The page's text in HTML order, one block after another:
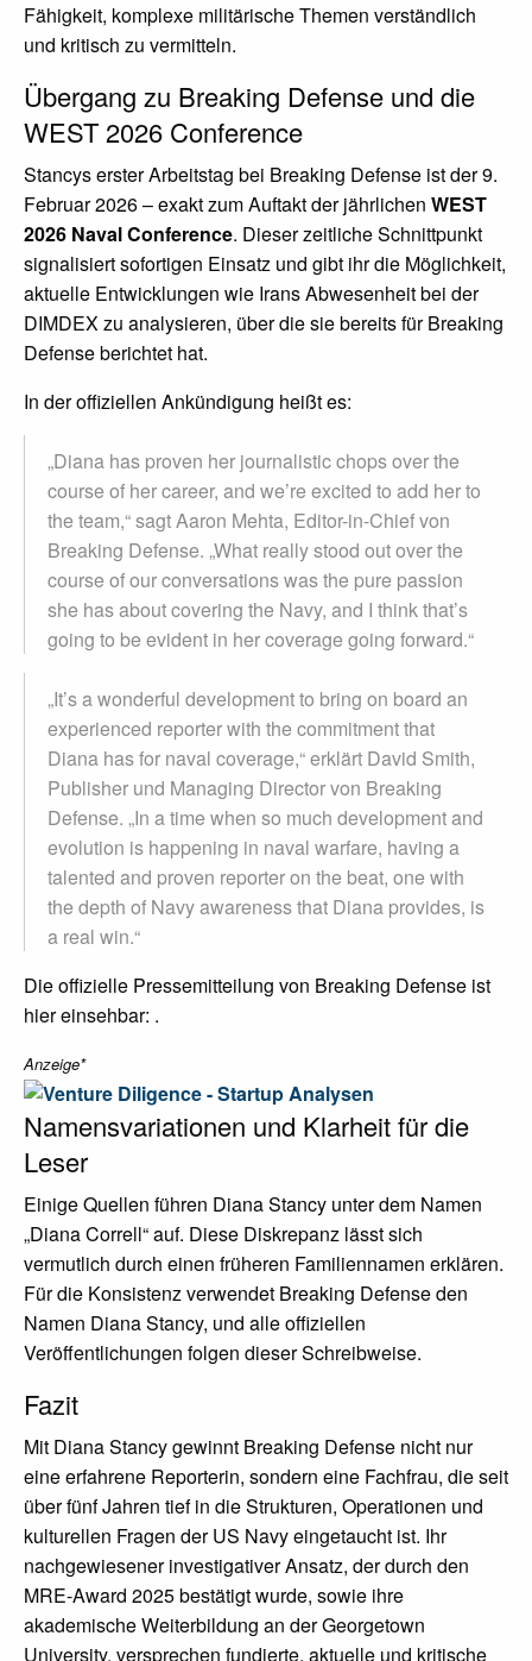
Fähigkeit, komplexe militärische Themen verständlich
und kritisch zu vermitteln.
Übergang zu Breaking Defense und die
WEST 2026 Conference
Stancys erster Arbeitstag bei Breaking Defense ist der 9.
Februar 2026 – exakt zum Auftakt der jährlichen WEST
2026 Naval Conference. Dieser zeitliche Schnittpunkt
signalisiert sofortigen Einsatz und gibt ihr die Möglichkeit,
aktuelle Entwicklungen wie Irans Abwesenheit bei der
DIMDEX zu analysieren, über die sie bereits für Breaking
Defense berichtet hat.
In der offiziellen Ankündigung heißt es:
„Diana has proven her journalistic chops over the
course of her career, and we’re excited to add her to
the team,“ sagt Aaron Mehta, Editor-in-Chief von
Breaking Defense. „What really stood out over the
course of our conversations was the pure passion
she has about covering the Navy, and I think that’s
going to be evident in her coverage going forward.“
„It’s a wonderful development to bring on board an
experienced reporter with the commitment that
Diana has for naval coverage,“ erklärt David Smith,
Publisher und Managing Director von Breaking
Defense. „In a time when so much development and
evolution is happening in naval warfare, having a
talented and proven reporter on the beat, one with
the depth of Navy awareness that Diana provides, is
a real win.“
Die offizielle Pressemitteilung von Breaking Defense ist
hier einsehbar: .
Anzeige*
Namensvariationen und Klarheit für die
Leser
Einige Quellen führen Diana Stancy unter dem Namen
„Diana Correll“ auf. Diese Diskrepanz lässt sich
vermutlich durch einen früheren Familiennamen erklären.
Für die Konsistenz verwendet Breaking Defense den
Namen Diana Stancy, und alle offiziellen
Veröffentlichungen folgen dieser Schreibweise.
Fazit
Mit Diana Stancy gewinnt Breaking Defense nicht nur
eine erfahrene Reporterin, sondern eine Fachfrau, die seit
über fünf Jahren tief in die Strukturen, Operationen und
kulturellen Fragen der US Navy eingetaucht ist. Ihr
nachgewiesener investigativer Ansatz, der durch den
MRE-Award 2025 bestätigt wurde, sowie ihre
akademische Weiterbildung an der Georgetown
University, versprechen fundierte, aktuelle und kritische